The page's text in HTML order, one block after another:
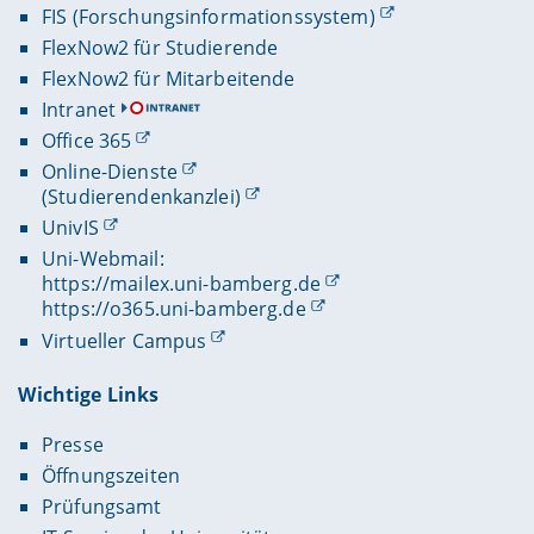
FIS (Forschungsinformationssystem)
FlexNow2 für Studierende
FlexNow2 für Mitarbeitende
Intranet
Office 365
Online-Dienste
(Studierendenkanzlei)
UnivIS
Uni-Webmail:
https://mailex.uni-bamberg.de
https://o365.uni-bamberg.de
Virtueller Campus
Wichtige Links
Presse
Öffnungszeiten
Prüfungsamt